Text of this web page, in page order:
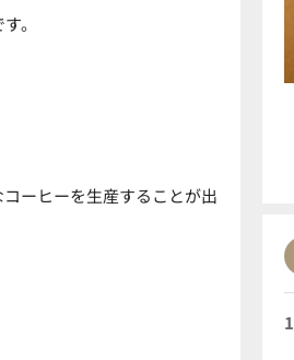
。
ーヒーを生産することが出